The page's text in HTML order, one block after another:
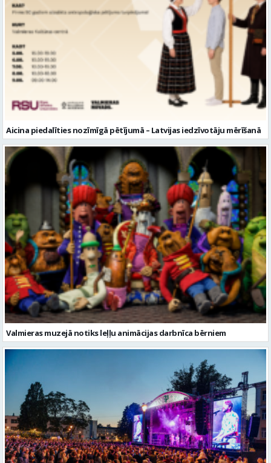
Aicina piedalīties nozīmīgā pētījumā – Latvijas iedzīvotāju mērīšanā
Valmieras muzejā notiks leļļu animācijas darbnīca bērniem